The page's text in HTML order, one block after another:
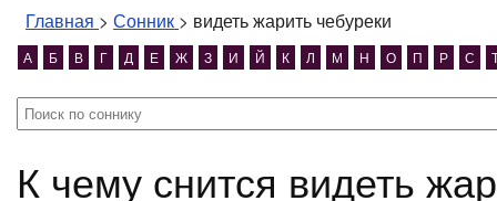
Главная > Сонник > видеть жарить чебуреки
А Б В Г Д Е Ж З И Й К Л М Н О П Р С
К чему снится видеть жарить чебуреки? видеть